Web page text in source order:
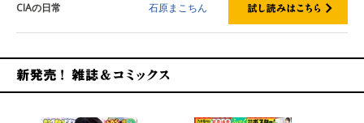
CIAの日常 石原まこちん